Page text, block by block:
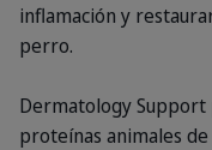
inflamación y
perro.
Dermatology Support
proteínas animales